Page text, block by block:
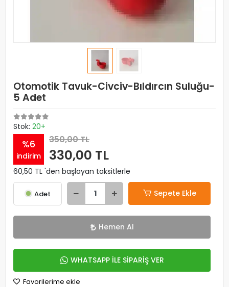
Otomotik Tavuk-Civciv-Bıldırcın Suluğu-
5 Adet
Stok: 20+
%6
indirim
350,00 TL
330,00 TL
60,50 TL 'den başlayan taksitlerle
Adet Sepete Ekle
Hemen Al
WHATSAPP İLE SİPARİŞ VER
Favorilerime ekle